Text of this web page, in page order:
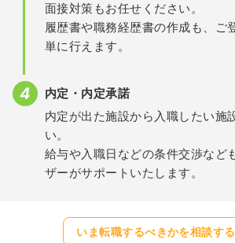
面接対策もお任せください。
履歴書や職務経歴書の作成も、ご
単に行えます。
内定・内定承諾
内定が出た施設から入職したい施
い。
給与や入職日などの条件交渉など
ザーがサポートいたします。
いま転職するべきかを相談す